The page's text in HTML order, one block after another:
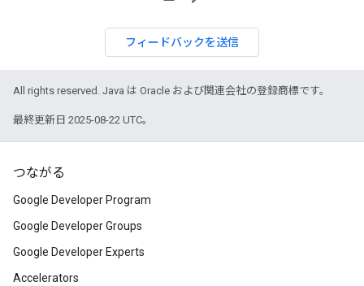
フィードバックを送信
All rights reserved. Java は Oracle および関連会社の登録商標です。
最終更新日 2025-08-22 UTC。
つながる
Google Developer Program
Google Developer Groups
Google Developer Experts
Accelerators